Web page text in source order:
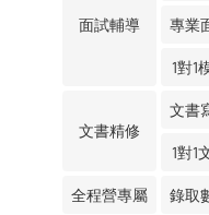
面試輔導 專業
1對1
文書精修
文書
1對1
全程營專屬 錄取